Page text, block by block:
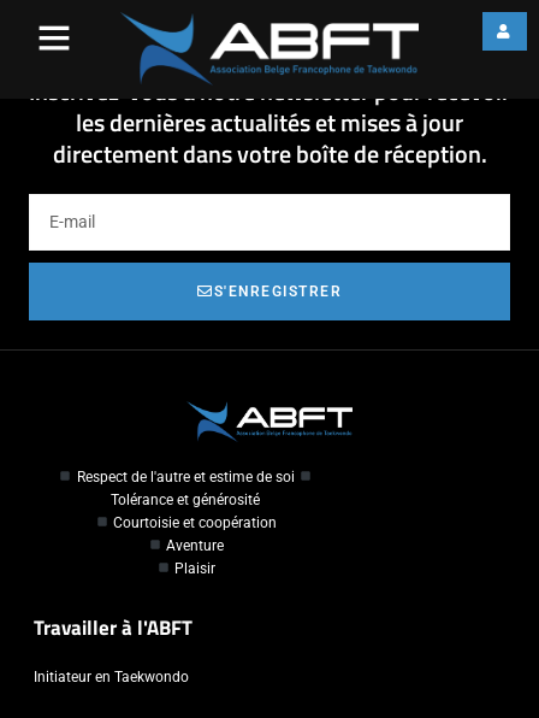
Affiche
Inscrivez-vous à notre newsletter pour recevoir
les dernières actualités et mises à jour
directement dans votre boîte de réception.
S'ENREGISTRER
Respect de l'autre et estime de soi
Tolérance et générosité
Courtoisie et coopération
Aventure
Plaisir
Travailler à l'ABFT
Initiateur en Taekwondo